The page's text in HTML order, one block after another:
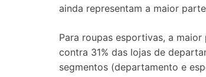
ainda representam a maior
Para roupas esportivas, a
contra 31% das lojas de
segmentos (departamento e